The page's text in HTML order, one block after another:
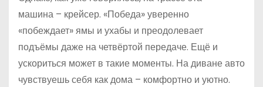
машина – крейсер. «Победа» уверенно
«побеждает» ямы и ухабы и преодолевает
подъёмы даже на четвёртой передаче. Ещё и
ускориться может в такие моменты. На диване авто
чувствуешь себя как дома – комфортно и уютно.